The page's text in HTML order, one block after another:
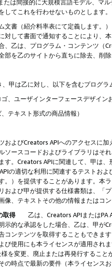
たは間接的に大規模言語モデル、マ
してこれを行わせないものとします。
文書（紹介料率表にて定義します。
対して書面で通知することにより、
、乙は、プログラム・コンテンツ（
部を乙のサイトから直ちに除去、削
甲は乙に対し、以下を含むプログ
、ユーザインターフェースデザイ
テキスト形式の商品情報）
およびCreators APIへのアクセスに
ソースコードおよびライブラリはそ
す。Creators APIに関連して、甲は
の適切な利用に関連するテストお
。）を提供することがあります。本
および甲が提供する仕様書類は、「
像、テキストその他の情報またはコ
取得
乙は、Creators APIまたはPA
示的な承認をした場合、乙は、甲が
コンテンツを取得することもできま
び使用にも本ライセンスが適用され
を変更、廃止または再発行するこ
の時点で最新の要件（本ライセン